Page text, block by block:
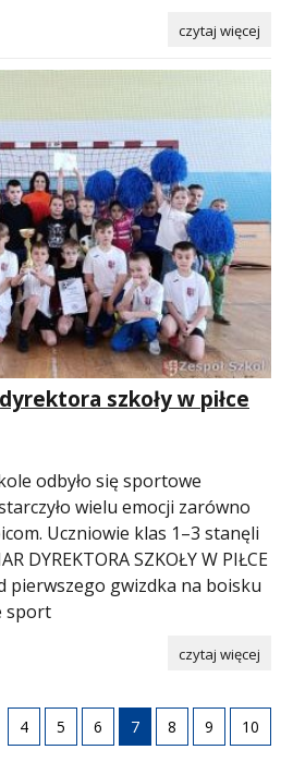
czytaj więcej
szkoły w piłce
odbyło się sportowe
wielu emocji zarówno
Uczniowie klas 1–3 stanęli
DYREKTORA SZKOŁY W PIŁCE
pierwszego gwizdka na boisku
sport
czytaj więcej
4 5 6 7 8 9 10